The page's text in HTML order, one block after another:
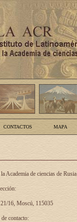
CONTACTOS MAPA
Academia de ciencias de Rusia
16, Moscú, 115035
contacto: